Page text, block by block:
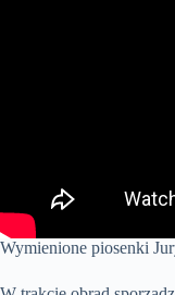
Wymienione piosenki